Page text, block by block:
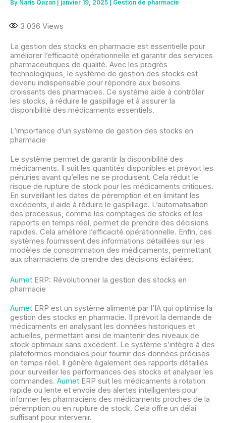
By Naris Qazan janvier 19, 2025 Gestion de pharmacie
3 036 Views
La gestion des stocks en pharmacie est essentielle pour
améliorer l’efficacité opérationnelle et garantir des services
pharmaceutiques de qualité. Avec les progrès
technologiques, le système de gestion des stocks est
devenu indispensable pour répondre aux besoins
croissants des pharmacies. Ce système aide à contrôler
les stocks, à réduire le gaspillage et à assurer la
disponibilité des médicaments essentiels.
L’importance d’un système de gestion des stocks en
pharmacie
Le système permet de garantir la disponibilité des
médicaments. Il suit les quantités disponibles et prévoit les
pénuries avant qu’elles ne se produisent. Cela réduit le
risque de rupture de stock pour les médicaments critiques.
En surveillant les dates de péremption et en limitant les
excédents, il aide à réduire le gaspillage. L’automatisation
des processus, comme les comptages de stocks et les
rapports en temps réel, permet de prendre des décisions
rapides. Cela améliore l’efficacité opérationnelle. Enfin, ces
systèmes fournissent des informations détaillées sur les
modèles de consommation des médicaments, permettant
aux pharmaciens de prendre des décisions éclairées.
Aumet ERP: Révolutionner la gestion des stocks en
pharmacie
Aumet ERP est un système alimenté par l’IA qui optimise la
gestion des stocks en pharmacie. Il prévoit la demande de
médicaments en analysant les données historiques et
actuelles, permettant ainsi de maintenir des niveaux de
stock optimaux sans excédent. Le système s’intègre à des
plateformes mondiales pour fournir des données précises
en temps réel. Il génère également des rapports détaillés
pour surveiller les performances des stocks et analyser les
commandes. Aumet ERP suit les médicaments à rotation
rapide ou lente et envoie des alertes intelligentes pour
informer les pharmaciens des médicaments proches de la
péremption ou en rupture de stock. Cela offre un délai
suffisant pour intervenir.